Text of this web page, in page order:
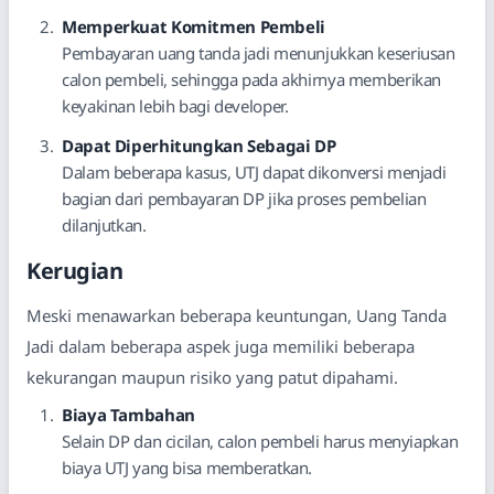
Memperkuat Komitmen Pembeli
Pembayaran uang tanda jadi menunjukkan keseriusan
calon pembeli, sehingga pada akhirnya memberikan
keyakinan lebih bagi developer.
Dapat Diperhitungkan Sebagai DP
Dalam beberapa kasus, UTJ dapat dikonversi menjadi
bagian dari pembayaran DP jika proses pembelian
dilanjutkan.
Kerugian
Meski menawarkan beberapa keuntungan, Uang Tanda
Jadi dalam beberapa aspek juga memiliki beberapa
kekurangan maupun risiko yang patut dipahami.
Biaya Tambahan
Selain DP dan cicilan, calon pembeli harus menyiapkan
biaya UTJ yang bisa memberatkan.